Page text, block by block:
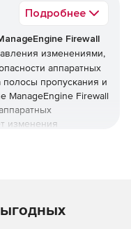
Подробнее
Firewall
изменениями,
аппаратных
пропускания и
ManageEngine Firewall
изменения
системы
и виртуальные